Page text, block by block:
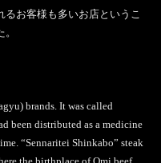
お客様も多いお店というこ
brands. It was called
been distributed as a medicine
“Sennaritei Shinkabo” steak